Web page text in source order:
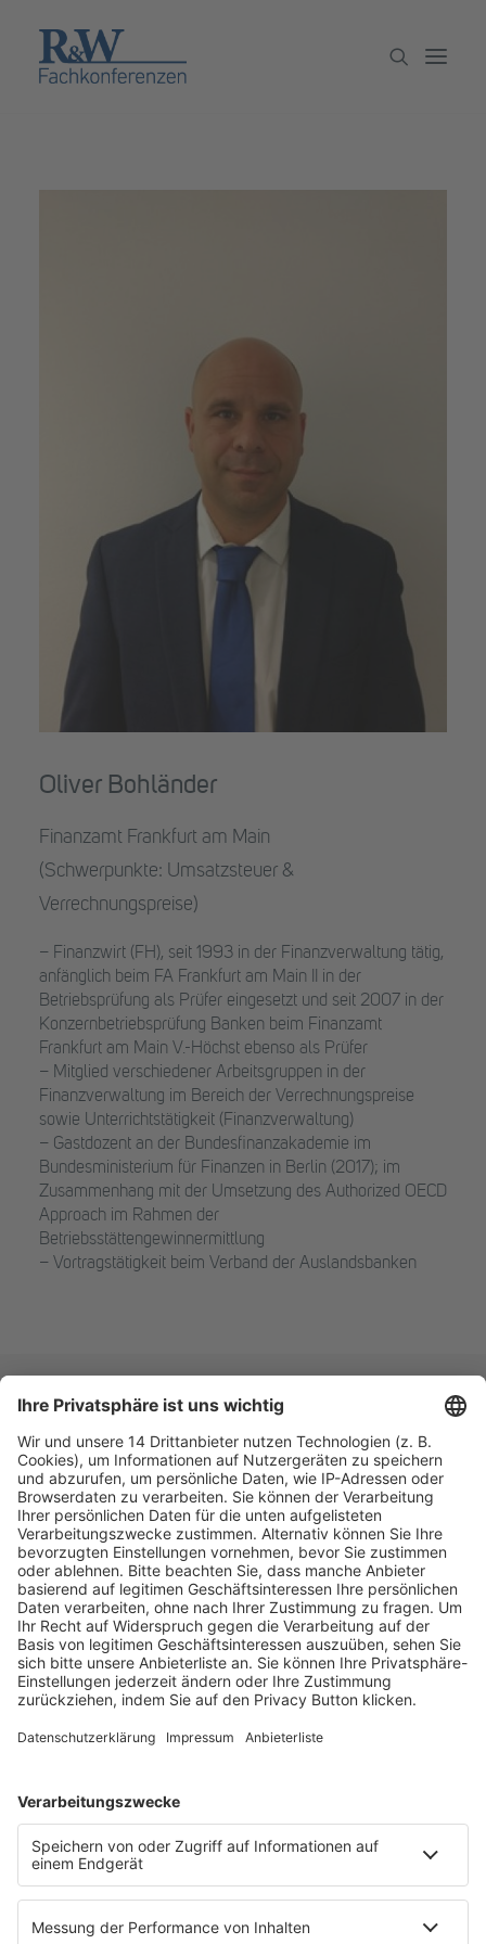
Oliver Bohländer
Finanzamt Frankfurt am Main
(Schwerpunkte: Umsatzsteuer &
Verrechnungspreise)
– Finanzwirt (FH), seit 1993 in der Finanzverwaltung tätig,
anfänglich beim FA Frankfurt am Main II in der
Betriebsprüfung als Prüfer eingesetzt und seit 2007 in der
Konzernbetriebsprüfung Banken beim Finanzamt
Frankfurt am Main V.-Höchst ebenso als Prüfer
– Mitglied verschiedener Arbeitsgruppen in der
Finanzverwaltung im Bereich der Verrechnungspreise
sowie Unterrichtstätigkeit (Finanzverwaltung)
– Gastdozent an der Bundesfinanzakademie im
Bundesministerium für Finanzen in Berlin (2017); im
Zusammenhang mit der Umsetzung des Authorized OECD
Approach im Rahmen der
Betriebsstättengewinnermittlung
– Vortragstätigkeit beim Verband der Auslandsbanken
Fachmedien Recht und Wirtschaft
Ein Fachbereich der
dfv Mediengruppe
Mainzer Landstr. 251
60326 Frankfurt am Main
E-Mail:info@ruw.de
Web:https://www.ruw.de
AGB
Datenschutzerklärung
Genderhinweis
Cookie-Einstellungen